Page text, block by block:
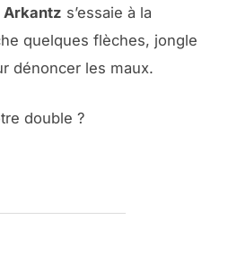
Arkantz s’essaie à la
quelques flèches, jongle
dénoncer les maux.
double ?